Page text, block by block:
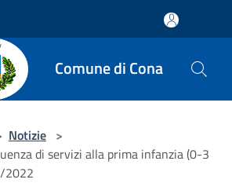
Comune di Cona
Notizie >
di servizi alla prima infanzia (0-3
2022